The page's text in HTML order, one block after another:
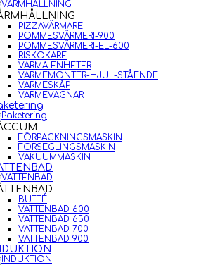
PIZZAVÄRMARE
POMMESVÄRMERI-900
POMMESVÄRMERI-EL-600
RISKOKARE
VARMA ENHETER
VÄRMEMONTER-HJUL-STÅENDE
VÄRMESKÅP
VÄRMEVAGNAR
FÖRPACKNINGSMASKIN
FÖRSEGLINGSMASKIN
VAKUUMMASKIN
BUFFÉ
VATTENBAD 600
VATTENBAD 650
VATTENBAD 700
VATTENBAD 900